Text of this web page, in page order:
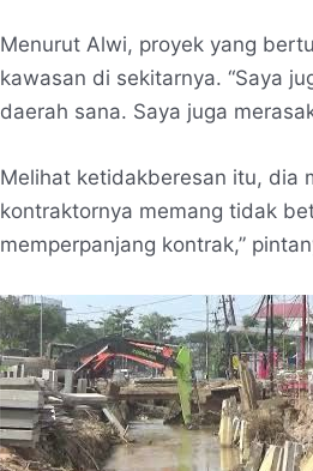
Menurut Alwi, proyek yang
kawasan di sekitarnya. “Saya
daerah sana. Saya juga
Melihat ketidakberesan itu, dia
kontraktornya memang tidak
memperpanjang kontrak,”